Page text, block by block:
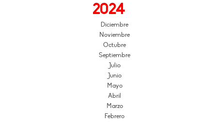
2024
Diciembre
Noviembre
Octubre
Septiembre
Julio
Junio
Mayo
Abril
Marzo
Febrero